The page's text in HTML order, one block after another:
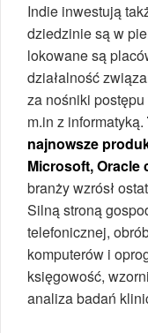
Indie inwestują
dziedzinie są w
lokowane są
działalność
za nośniki
m.in z informatyką.
najnowsze
Microsoft, Oracle
branży wzrósł
Silną stroną
telefonicznej,
komputerów i
księgowość,
analiza badań